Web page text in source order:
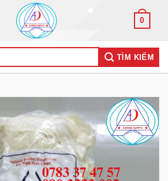
0
TÌM KIẾM